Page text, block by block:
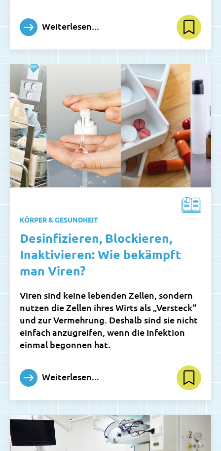
Weiterlesen...
KÖRPER & GESUNDHEIT
Desinfizieren, Blockieren,
Inaktivieren: Wie bekämpft
man Viren?
Viren sind keine lebenden Zellen, sondern
nutzen die Zellen ihres Wirts als „Versteck“
und zur Vermehrung. Deshalb sind sie nicht
einfach anzugreifen, wenn die Infektion
einmal begonnen hat.
Weiterlesen...